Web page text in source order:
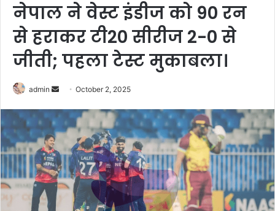
नेपाल ने वेस्ट इंडीज को 90 रन
से हराकर टी20 सीरीज 2-0 से
जीती; पहला टेस्ट मुकाबला।
admin
Send
email
October 2, 2025